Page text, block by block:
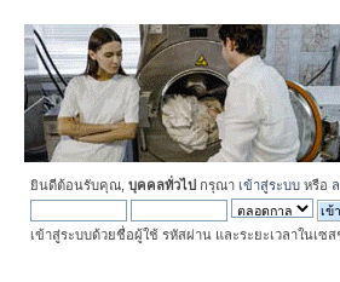
ยินดีต้อนรับคุณ, บุคคลทั่วไป กรุณา เข้าสู่ระบบ หรือ
เข้าสู่ระบบด้วยชื่อผู้ใช้ รหัสผ่าน และระยะเวลาในเซ